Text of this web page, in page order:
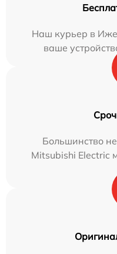
Наш курьер в
ваше
Большинство
Mitsubishi Electric